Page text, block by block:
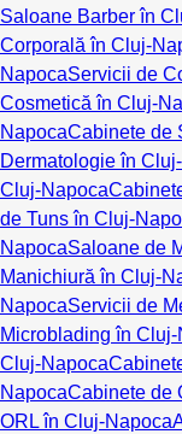
Saloane Barber în
Corporală în Cluj-
NapocaServicii de
Cosmetică în Cluj-
NapocaCabinete de
Dermatologie în
Cluj-Napoca
de Tuns în Cluj-
NapocaSaloane de
Manichiură în Cluj-
NapocaServicii de
Microblading în Cluj-
Cluj-Napoca
NapocaCabinete de
ORL în Cluj-Napoca